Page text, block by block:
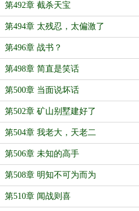
第492章 截杀天宝
第494章 太残忍，太偏激了
第496章 战书？
第498章 简直是笑话
第500章 当面说坏话
第502章 矿山别墅建好了
第504章 我老大，天老二
第506章 未知的高手
第508章 明知不可为而为
第510章 闻战则喜